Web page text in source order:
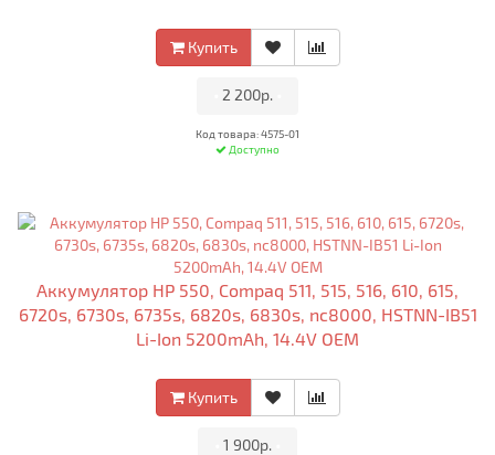
Купить
2 200р.
Код товара: 4575-01
Доступно
Аккумулятор HP 550, Compaq 511, 515, 516, 610, 615,
6720s, 6730s, 6735s, 6820s, 6830s, nc8000, HSTNN-IB51
Li-Ion 5200mAh, 14.4V OEM
Купить
1 900р.